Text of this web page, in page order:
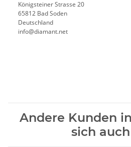
Königsteiner Strasse 20
65812 Bad Soden
Deutschland
info@diamant.net
Andere Kunden
sich